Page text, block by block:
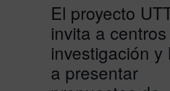
El proyecto
invita a
investigación y
a presentar